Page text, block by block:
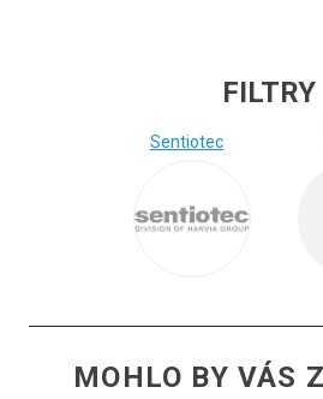
FILTRY
Sentiotec
MOHLO BY VÁS